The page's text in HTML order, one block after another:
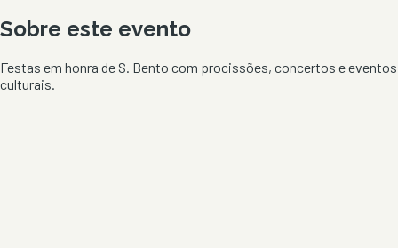
Sobre este evento
Festas em honra de S. Bento com procissões, concertos e eventos
culturais.